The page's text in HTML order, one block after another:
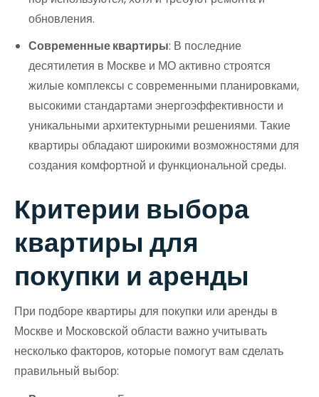
обновления.
Современные квартиры: В последние
десятилетия в Москве и МО активно строятся
жилые комплексы с современными планировками,
высокими стандартами энергоэффективности и
уникальными архитектурными решениями. Такие
квартиры обладают широкими возможностями для
создания комфортной и функциональной среды.
Критерии выбора
квартиры для
покупки и аренды
При подборе квартиры для покупки или аренды в
Москве и Московской области важно учитывать
несколько факторов, которые помогут вам сделать
правильный выбор: